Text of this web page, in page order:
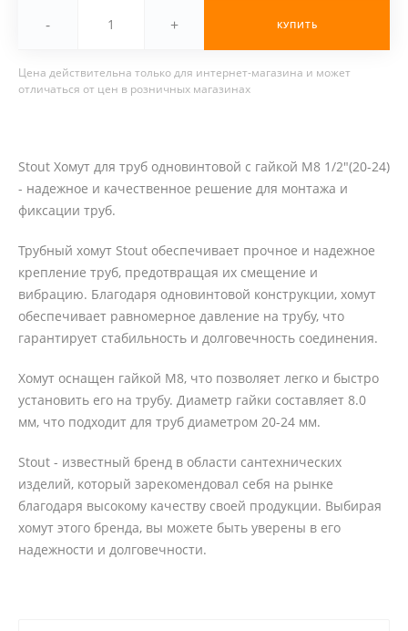
- + КУПИТЬ
Цена действительна только для интернет-магазина и может
отличаться от цен в розничных магазинах
Stout Хомут для труб одновинтовой с гайкой М8 1/2"(20-24)
- надежное и качественное решение для монтажа и
фиксации труб.
Трубный хомут Stout обеспечивает прочное и надежное
крепление труб, предотвращая их смещение и
вибрацию. Благодаря одновинтовой конструкции, хомут
обеспечивает равномерное давление на трубу, что
гарантирует стабильность и долговечность соединения.
Хомут оснащен гайкой М8, что позволяет легко и быстро
установить его на трубу. Диаметр гайки составляет 8.0
мм, что подходит для труб диаметром 20-24 мм.
Stout - известный бренд в области сантехнических
изделий, который зарекомендовал себя на рынке
благодаря высокому качеству своей продукции. Выбирая
хомут этого бренда, вы можете быть уверены в его
надежности и долговечности.